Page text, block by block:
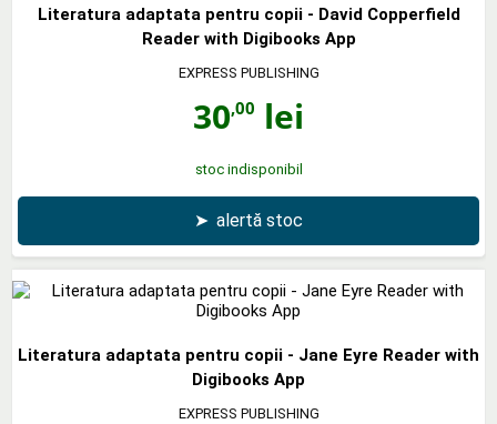
Literatura adaptata pentru copii - David Copperfield
Reader with Digibooks App
EXPRESS PUBLISHING
30,00 lei
stoc indisponibil
➤ alertă stoc
Literatura adaptata pentru copii - Jane Eyre Reader with
Digibooks App
EXPRESS PUBLISHING